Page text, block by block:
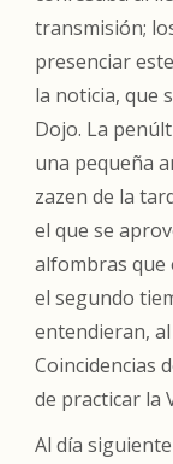
transmisión;
presenciar
la noticia, que
Dojo. La
una pequeña
zazen de la
el que se
alfombras que
el segundo
entendieran,
Coincidencias
de practicar la
Al día